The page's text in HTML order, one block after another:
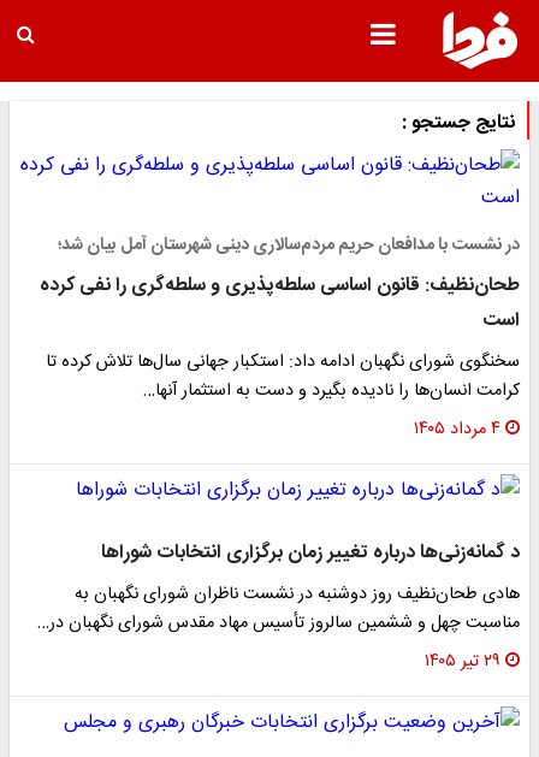
نتایج جستجو :
در نشست با مدافعان حریم مردم‌سالاری دینی شهرستان آمل بیان شد؛
طحان‌نظیف: قانون اساسی سلطه‌پذیری و سلطه‌گری را نفی کرده
است
سخنگوی شورای نگهبان ادامه داد: استکبار جهانی سال‌ها تلاش کرده تا
کرامت انسان‌ها را نادیده بگیرد و دست به استثمار آنها…
۴ مرداد ۱۴۰۵
د گمانه‌زنی‌ها درباره تغییر زمان برگزاری انتخابات شوراها
هادی طحان‌نظیف روز دوشنبه در نشست ناظران شورای نگهبان به
مناسبت چهل و ششمین سالروز تأسیس مهاد مقدس شورای نگهبان در…
۲۹ تیر ۱۴۰۵